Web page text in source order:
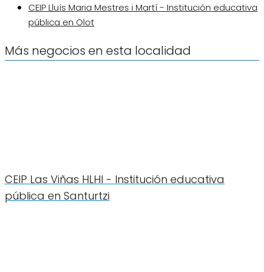
CEIP Lluís Maria Mestres i Martí - Institución educativa
pública en Olot
Más negocios en esta localidad
CEIP Las Viñas HLHI - Institución educativa
pública en Santurtzi